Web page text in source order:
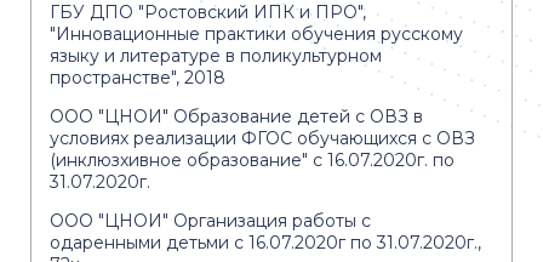
ГБУ ДПО "Ростовский ИПК и ПРО",
"Инновационные практики обучения русскому
языку и литературе в поликультурном
пространстве", 2018
ООО "ЦНОИ" Образование детей с ОВЗ в
условиях реализации ФГОС обучающихся с ОВЗ
(инклюзхивное образование" с 16.07.2020г. по
31.07.2020г.
ООО "ЦНОИ" Организация работы с
одаренными детьми с 16.07.2020г по 31.07.2020г.,